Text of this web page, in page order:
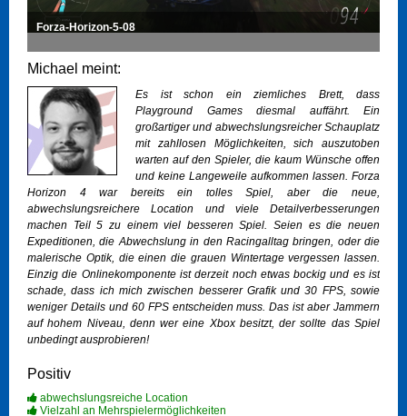
Forza-Horizon-5-08
Michael meint:
Es ist schon ein ziemliches Brett, dass
Playground Games diesmal auffährt. Ein
großartiger und abwechslungsreicher Schauplatz
mit zahllosen Möglichkeiten, sich auszutoben
warten auf den Spieler, die kaum Wünsche offen
und keine Langeweile aufkommen lassen. Forza
Horizon 4 war bereits ein tolles Spiel, aber die neue,
abwechslungsreichere Location und viele Detailverbesserungen
machen Teil 5 zu einem viel besseren Spiel. Seien es die neuen
Expeditionen, die Abwechslung in den Racingalltag bringen, oder die
malerische Optik, die einen die grauen Wintertage vergessen lassen.
Einzig die Onlinekomponente ist derzeit noch etwas bockig und es ist
schade, dass ich mich zwischen besserer Grafik und 30 FPS, sowie
weniger Details und 60 FPS entscheiden muss. Das ist aber Jammern
auf hohem Niveau, denn wer eine Xbox besitzt, der sollte das Spiel
unbedingt ausprobieren!
Positiv
abwechslungsreiche Location
Vielzahl an Mehrspielermöglichkeiten